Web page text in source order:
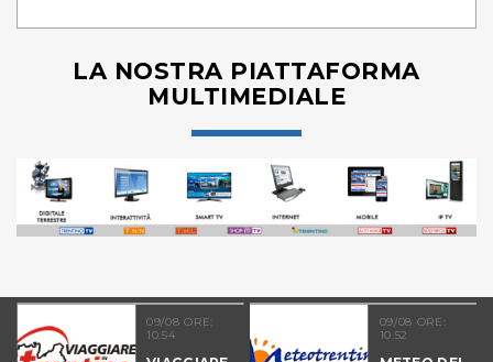
LA NOSTRA PIATTAFORMA
MULTIMEDIALE
09/08 ORE:
10.54
09/08 ORE:
10.52